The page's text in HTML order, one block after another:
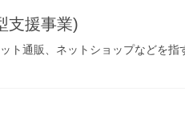
支援事業)
ト通販、ネットショップなどを